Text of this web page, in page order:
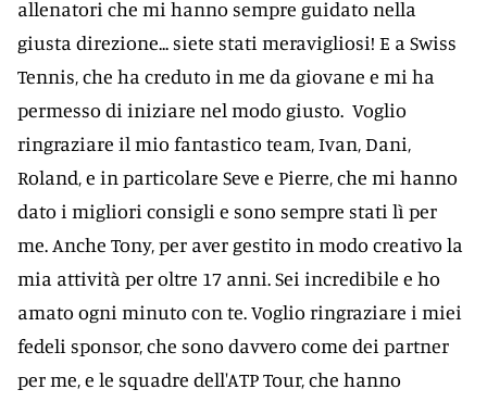
allenatori che mi hanno sempre guidato nella
giusta direzione... siete stati meravigliosi! E a Swiss
Tennis, che ha creduto in me da giovane e mi ha
permesso di iniziare nel modo giusto. Voglio
ringraziare il mio fantastico team, Ivan, Dani,
Roland, e in particolare Seve e Pierre, che mi hanno
dato i migliori consigli e sono sempre stati lì per
me. Anche Tony, per aver gestito in modo creativo la
mia attività per oltre 17 anni. Sei incredibile e ho
amato ogni minuto con te. Voglio ringraziare i miei
fedeli sponsor, che sono davvero come dei partner
per me, e le squadre dell'ATP Tour, che hanno